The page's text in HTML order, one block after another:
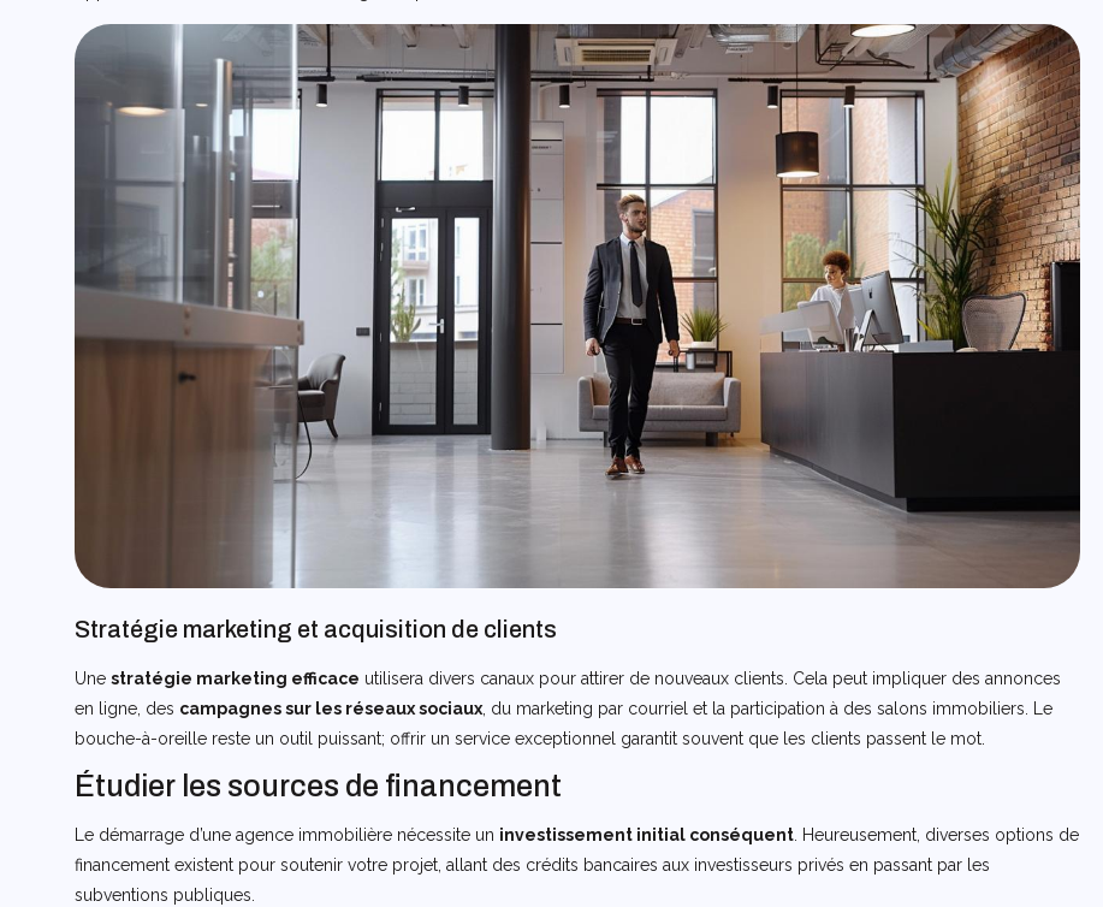
Stratégie marketing et acquisition de clients
Une stratégie marketing efficace utilisera divers canaux pour attirer de nouveaux clients. Cela peut impliquer des annonces
en ligne, des campagnes sur les réseaux sociaux , du marketing par courriel et la participation à des salons immobiliers. Le
bouche-à-oreille reste un outil puissant; offrir un service exceptionnel garantit souvent que les clients passent le mot.
Étudier les sources de financement
Le démarrage d’une agence immobilière nécessite un investissement initial conséquent. Heureusement, diverses options de
financement existent pour soutenir votre projet, allant des crédits bancaires aux investisseurs privés en passant par les
subventions publiques.